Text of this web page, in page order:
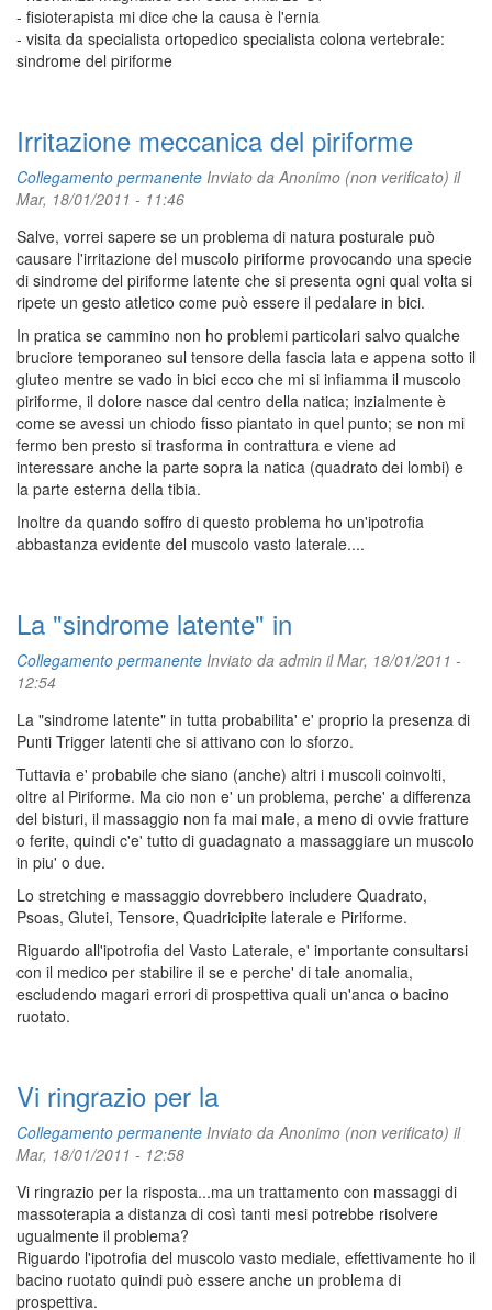
- fisioterapista mi dice che la causa è l'ernia
- visita da specialista ortopedico specialista colona vertebrale:
sindrome del piriforme
Irritazione meccanica del piriforme
Collegamento permanente Inviato daAnonimo (non verificato) il
Mar, 18/01/2011 - 11:46
Salve, vorrei sapere se un problema di natura posturale può
causare l'irritazione del muscolo piriforme provocando una specie
di sindrome del piriforme latente che si presenta ogni qual volta si
ripete un gesto atletico come può essere il pedalare in bici.
In pratica se cammino non ho problemi particolari salvo qualche
bruciore temporaneo sul tensore della fascia lata e appena sotto il
gluteo mentre se vado in bici ecco che mi si infiamma il muscolo
piriforme, il dolore nasce dal centro della natica; inzialmente è
come se avessi un chiodo fisso piantato in quel punto; se non mi
fermo ben presto si trasforma in contrattura e viene ad
interessare anche la parte sopra la natica (quadrato dei lombi) e
la parte esterna della tibia.
Inoltre da quando soffro di questo problema ho un'ipotrofia
abbastanza evidente del muscolo vasto laterale....
La "sindrome latente" in
Collegamento permanente Inviato da admin il Mar, 18/01/2011 -
12:54
La "sindrome latente" in tutta probabilita' e' proprio la presenza di
Punti Trigger latenti che si attivano con lo sforzo.
Tuttavia e' probabile che siano (anche) altri i muscoli coinvolti,
oltre al Piriforme. Ma cio non e' un problema, perche' a differenza
del bisturi, il massaggio non fa mai male, a meno di ovvie fratture
o ferite, quindi c'e' tutto di guadagnato a massaggiare un muscolo
in piu' o due.
Lo stretching e massaggio dovrebbero includere Quadrato,
Psoas, Glutei, Tensore, Quadricipite laterale e Piriforme.
Riguardo all'ipotrofia del Vasto Laterale, e' importante consultarsi
con il medico per stabilire il se e perche' di tale anomalia,
escludendo magari errori di prospettiva quali un'anca o bacino
ruotato.
Vi ringrazio per la
Collegamento permanente Inviato daAnonimo (non verificato) il
Mar, 18/01/2011 - 12:58
Vi ringrazio per la risposta...ma un trattamento con massaggi di
massoterapia a distanza di così tanti mesi potrebbe risolvere
ugualmente il problema?
Riguardo l'ipotrofia del muscolo vasto mediale, effettivamente ho il
bacino ruotato quindi può essere anche un problema di
prospettiva.